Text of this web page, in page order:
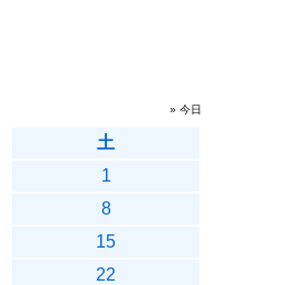
» 今日
土
1
8
15
22